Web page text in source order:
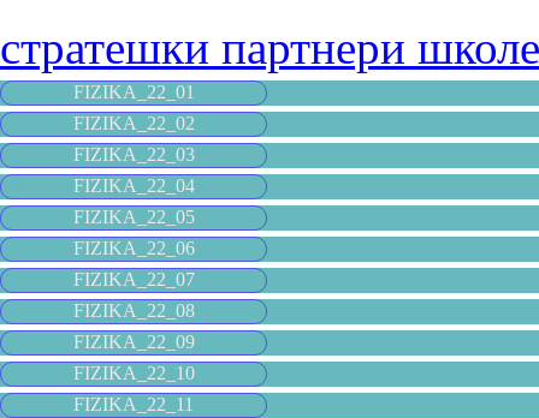
стратешки партнери школе
FIZIKA_22_01
FIZIKA_22_02
FIZIKA_22_03
FIZIKA_22_04
FIZIKA_22_05
FIZIKA_22_06
FIZIKA_22_07
FIZIKA_22_08
FIZIKA_22_09
FIZIKA_22_10
FIZIKA_22_11